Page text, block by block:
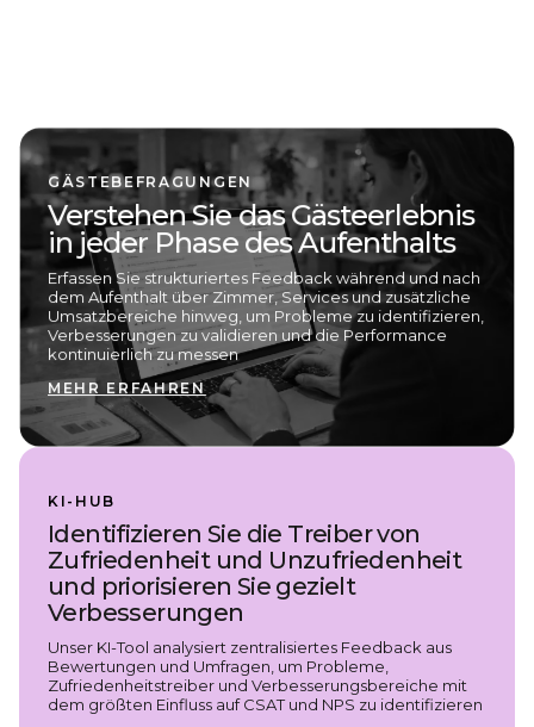
GÄSTEBEFRAGUNGEN
Verstehen Sie das Gästeerlebnis
in jeder Phase des Aufenthalts
Erfassen Sie strukturiertes Feedback während und nach
dem Aufenthalt über Zimmer, Services und zusätzliche
Umsatzbereiche hinweg, um Probleme zu identifizieren,
Verbesserungen zu validieren und die Performance
kontinuierlich zu messen
MEHR ERFAHREN
KI-HUB
Identifizieren Sie die Treiber von
Zufriedenheit und Unzufriedenheit
und priorisieren Sie gezielt
Verbesserungen
Unser KI-Tool analysiert zentralisiertes Feedback aus
Bewertungen und Umfragen, um Probleme,
Zufriedenheitstreiber und Verbesserungsbereiche mit
dem größten Einfluss auf CSAT und NPS zu identifizieren